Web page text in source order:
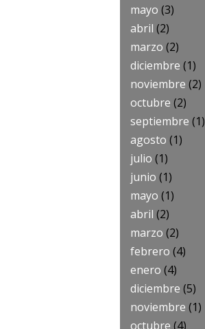
mayo (3)
abril (2)
marzo (2)
diciembre (1)
noviembre (2)
octubre (2)
septiembre (1)
agosto (1)
julio (1)
junio (1)
mayo (1)
abril (2)
marzo (2)
febrero (4)
enero (4)
diciembre (5)
noviembre (1)
octubre (4)